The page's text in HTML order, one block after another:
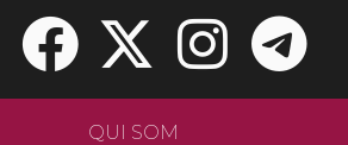
QUI SOM